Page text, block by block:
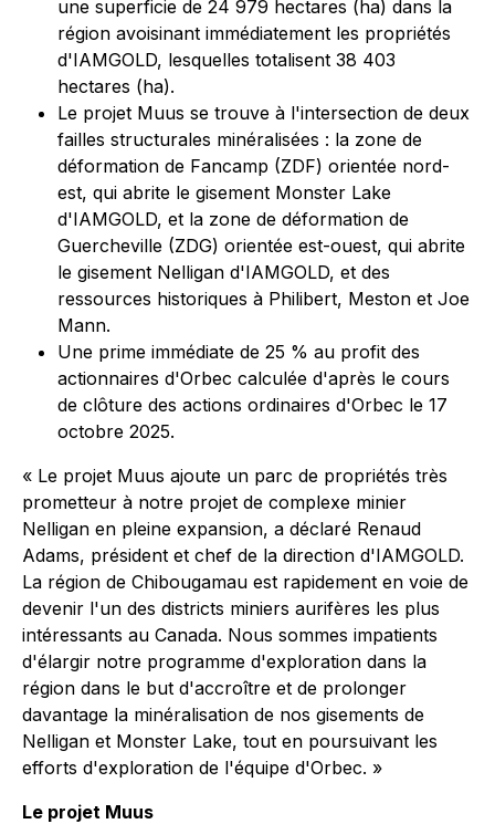
une superficie de 24 979 hectares (ha) dans la
région avoisinant immédiatement les propriétés
d'IAMGOLD, lesquelles totalisent 38 403
hectares (ha).
Le projet Muus se trouve à l'intersection de deux
failles structurales minéralisées : la zone de
déformation de Fancamp (ZDF) orientée nord-
est, qui abrite le gisement Monster Lake
d'IAMGOLD, et la zone de déformation de
Guercheville (ZDG) orientée est-ouest, qui abrite
le gisement Nelligan d'IAMGOLD, et des
ressources historiques à Philibert, Meston et Joe
Mann.
Une prime immédiate de 25 % au profit des
actionnaires d'Orbec calculée d'après le cours
de clôture des actions ordinaires d'Orbec le 17
octobre 2025.
« Le projet Muus ajoute un parc de propriétés très
prometteur à notre projet de complexe minier
Nelligan en pleine expansion, a déclaré Renaud
Adams, président et chef de la direction d'IAMGOLD.
La région de Chibougamau est rapidement en voie de
devenir l'un des districts miniers aurifères les plus
intéressants au Canada. Nous sommes impatients
d'élargir notre programme d'exploration dans la
région dans le but d'accroître et de prolonger
davantage la minéralisation de nos gisements de
Nelligan et Monster Lake, tout en poursuivant les
efforts d'exploration de l'équipe d'Orbec. »
Le projet Muus